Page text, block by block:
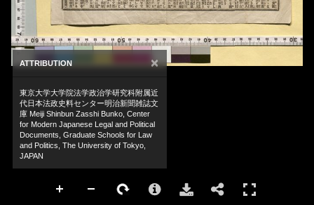
ATTRIBUTION ×
東京大学大学院法学政治学研究科附属近
代日本法政史料センター明治新聞雑誌文
庫 Meiji Shinbun Zasshi Bunko, Center
for Modern Japanese Legal and Political
Documents, Graduate Schools for Law
and Politics, The University of Tokyo,
JAPAN